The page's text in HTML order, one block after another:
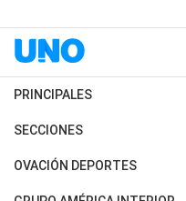
PRINCIPALES
Últimas Noticias
Política
SECCIONES
Horóscopo
Motores
OVACIÓN DEPORTES